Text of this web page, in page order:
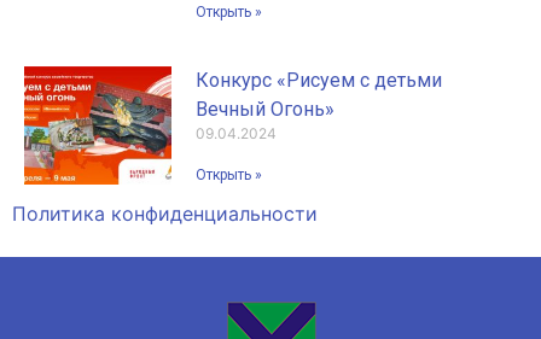
Открыть »
Конкурс «Рисуем с детьми
Вечный Огонь»
09.04.2024
Открыть »
Политика конфиденциальности